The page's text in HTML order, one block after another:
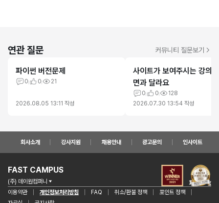
연관 질문 커뮤니티 질문보기
파이썬 버전문제
0 0 21
2026.08.05 13:11 작성
사이트가 보여주시는 강의
면과 달라요
0 0
128
2026.07.30 13:54 작성
회사소개 강사지원 채용안내 광고문의 인사이트
FAST CAMPUS
(주) 데이원컴퍼니
이용약관
개인정보처리방침 FAQ 취소/환불 정책
포인트 정책